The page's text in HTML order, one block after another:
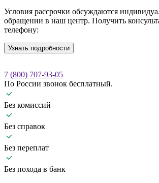
Условия рассрочки обсуждаются
обращении в наш центр. Получить
телефону:
Узнать подробности
7 (800) 707-93-05
По России звонок бесплатный.
Без комиссий
Без справок
Без переплат
Без похода в банк